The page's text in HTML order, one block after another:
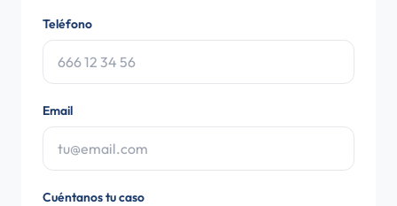
Teléfono
Email
Cuéntanos tu caso